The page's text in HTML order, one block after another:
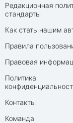
Редакционная
стандарты
Как стать нашим
Правила
Правовая
Политика
Контакты
Команда